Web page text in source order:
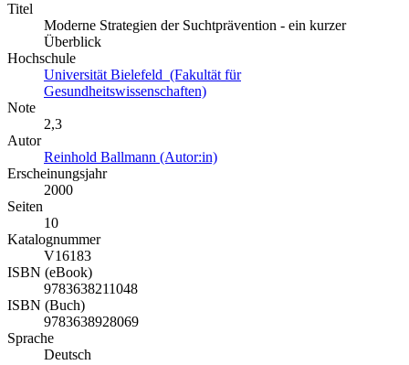
Titel
Moderne Strategien der Suchtprävention - ein kurzer
Überblick
Hochschule
Universität Bielefeld (Fakultät für
Gesundheitswissenschaften)
Note
2,3
Autor
Reinhold Ballmann (Autor:in)
Erscheinungsjahr
2000
Seiten
10
Katalognummer
V16183
ISBN (eBook)
9783638211048
ISBN (Buch)
9783638928069
Sprache
Deutsch